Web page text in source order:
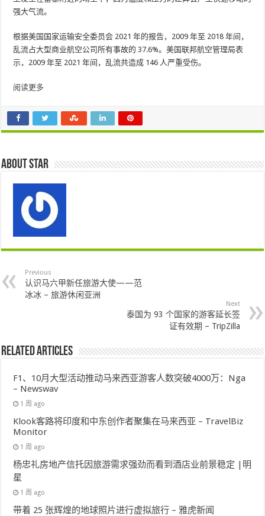
强大气流。
根据美国国家运输安全委员会 2021 年的报告，2009 年至 2018 年间，
乱流占大型商业航空公司所有事故的 37.6%。美国联邦航空管理局表
示，2009 年至 2021 年间，乱流共造成 146 人严重受伤。
阅读更多
About star
Previous
认识马六甲新任旅游大使——范
冰冰 – 旅游休闲亚洲
Next
泰国为 93 个国家的游客延长签
证有效期 – TripZilla
Related Articles
F1、10月大型活动推动马来西亚游客人数突破4000万：Nga
– Newswav
1 周 ago
Klook客路将印度和中东创作者聚集在马来西亚 – TravelBiz
Monitor
1 周 ago
杨忠礼房地产信托因旅游需求强劲而看到酒店业前景稳定 |明
星
1 周 ago
带着 25 张辉煌的地球照片进行虚拟旅行 – 雅虎新闻